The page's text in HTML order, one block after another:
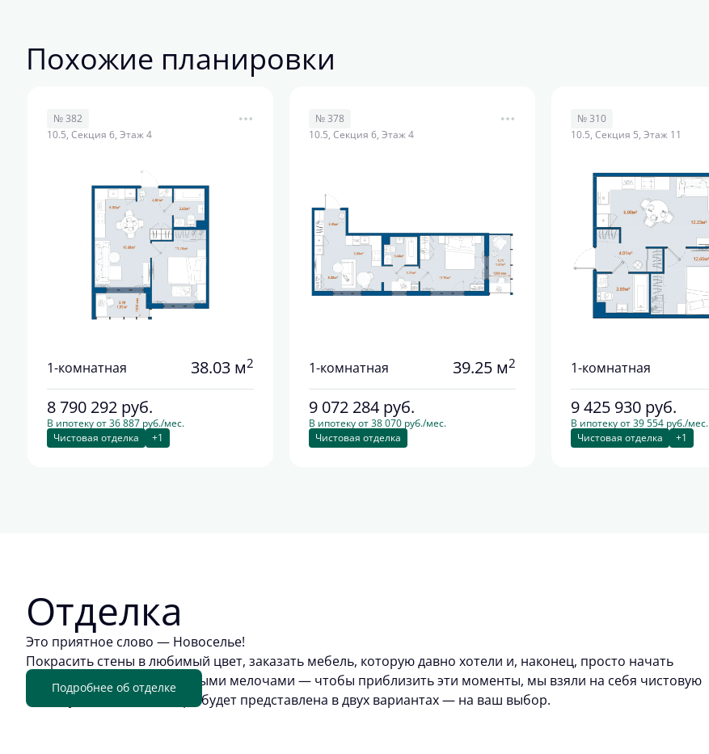
Похожие планировки
№ 382
10.5, Секция 6, Этаж 4
1-комнатная 38.03 м2
8 790 292 руб.
В ипотеку от 36 887 руб./мес.
Чистовая отделка
+1
№ 378
10.5, Секция 6, Этаж 4
1-комнатная 39.25 м2
9 072 284 руб.
В ипотеку от 38 070 руб./мес.
Чистовая отделка
№ 310
10.5, Секция 5, Этаж 11
1-комнатная
9 425 930 руб.
В ипотеку от 39 554 руб./мес.
Чистовая отделка
+1
Отделка
Это приятное слово — Новоселье!
Покрасить стены в любимый цвет, заказать мебель, которую давно хотели и, наконец, просто начать
обживать квартиру приятными мелочами — чтобы приблизить эти моменты, мы взяли на себя чистовую
отделку. Цветовая палитра будет представлена в двух вариантах — на ваш выбор.
Подробнее об отделке